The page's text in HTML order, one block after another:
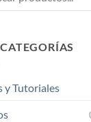
y Tutoriales